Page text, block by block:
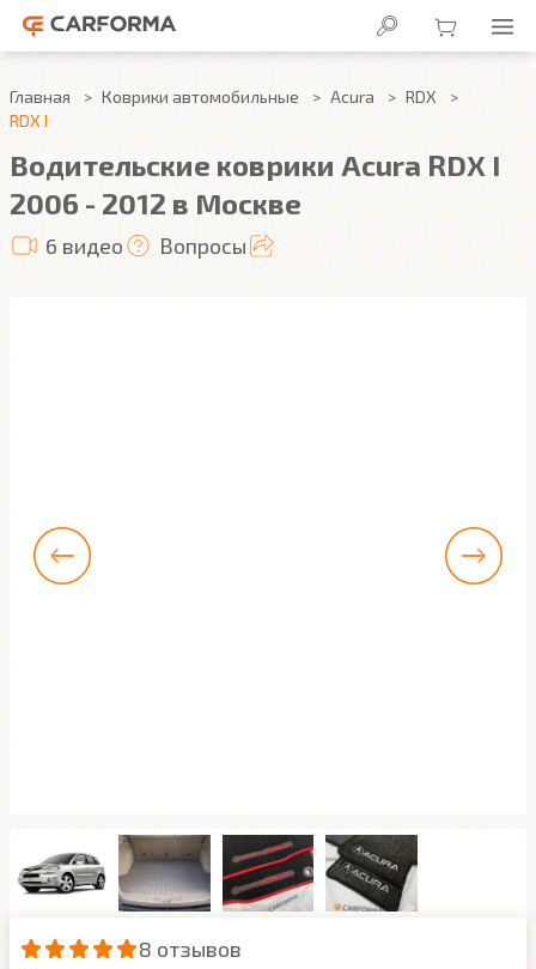
Главная Коврики автомобильные Acura
RDX
RDX I
Водительские коврики Acura RDX I
2006 - 2012 в Москве
6 видео Вопросы
8 отзывов